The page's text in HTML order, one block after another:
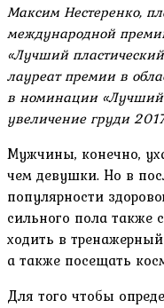
Максим Нестеренко,
международной
«Лучший
лауреат премии в
в номинации «Лучший
увеличение груди
Мужчины, конечно,
чем девушки. Но в
популярности
сильного пола также
ходить в
а также посещать
Для того чтобы